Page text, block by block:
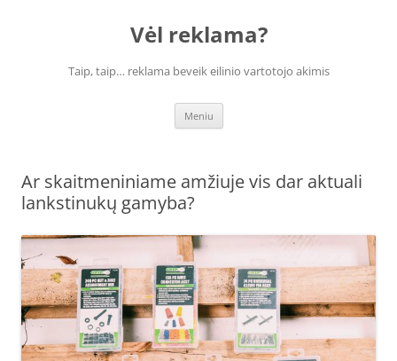
Vėl reklama?
Taip, taip… reklama beveik eilinio vartotojo akimis
Meniu Pereiti
turinio
Ar skaitmeniniame amžiuje vis dar aktuali
lankstinukų gamyba?